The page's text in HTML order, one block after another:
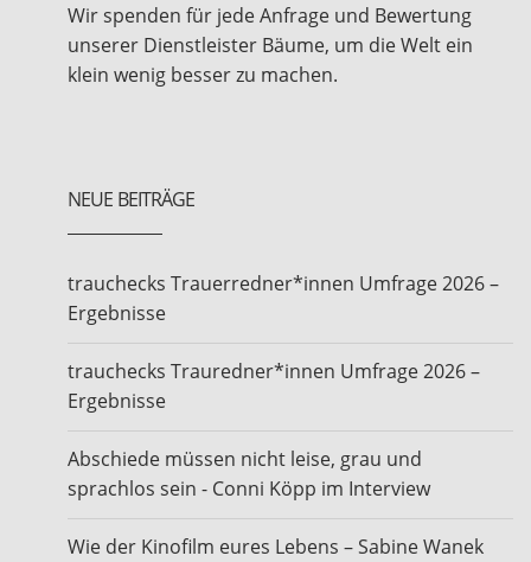
Wir spenden für jede Anfrage und Bewertung
unserer Dienstleister Bäume, um die Welt ein
klein wenig besser zu machen.
NEUE BEITRÄGE
trauchecks Trauerredner*innen Umfrage 2026 –
Ergebnisse
trauchecks Trauredner*innen Umfrage 2026 –
Ergebnisse
Abschiede müssen nicht leise, grau und
sprachlos sein - Conni Köpp im Interview
Wie der Kinofilm eures Lebens – Sabine Wanek